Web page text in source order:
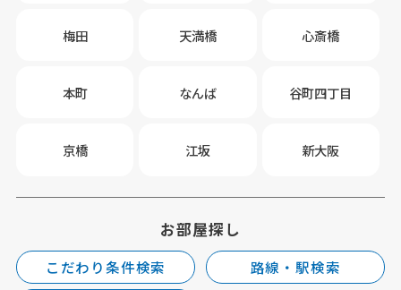
梅田 天満橋 心斎橋
本町 なんば 谷町四丁目
京橋 江坂 新大阪
お部屋探し
こだわり条件検索
路線・駅検索